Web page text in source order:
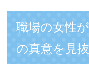
職場の女性
の真意を見